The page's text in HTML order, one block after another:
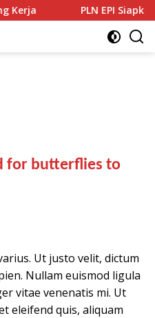
PLN EPI Siapkan Terminal
for butterflies to
Ut justo velit, dictum
Nullam euismod ligula
vitae venenatis mi. Ut
eleifend quis, aliquam